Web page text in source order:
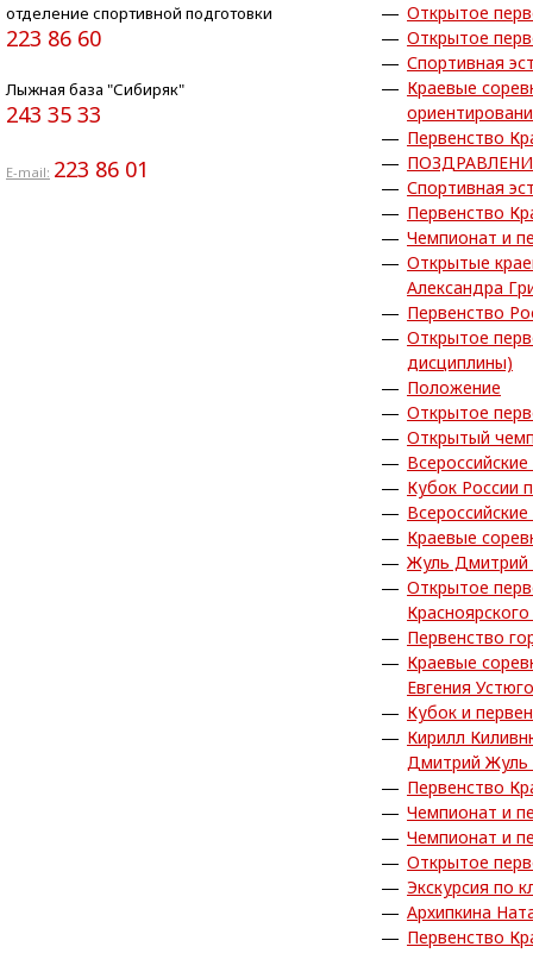
отделение спортивной подготовки
223 86 60
Лыжная база "Сибиряк"
243 35 33
E-mail: 223 86 01
Открытое
Открытое
Спортивная
Краевые
Первенство
Спортивная
Первенство
Чемпионат и
Открытые
Александра
Первенство
Открытое
дисциплины)
Положение
Открытое
Открытый
Кубок России
Краевые
Жуль Дмитрий
Открытое
Первенство
Краевые
Евгения
Кубок и
Кирилл
Дмитрий Жуль
Первенство
Чемпионат и
Чемпионат и
Открытое
Экскурсия по
Архипкина
Первенство